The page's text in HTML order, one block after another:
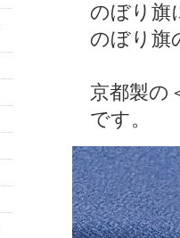
のぼり旗
のぼり旗
京都製の
です。